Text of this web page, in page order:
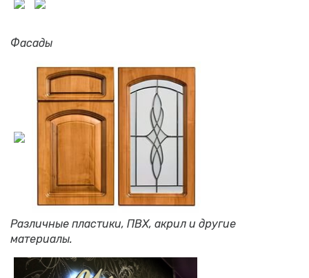
Фасады
Различные пластики, ПВХ, акрил и другие
материалы.